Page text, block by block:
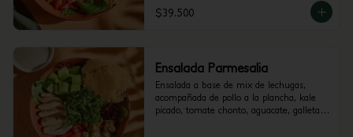
Jalapeños.
$39.500
Ensalada Parmesalia
Ensalada a base de mix de lechugas,
acompañada de pollo a la plancha, kale
picado, tomate chonto, aguacate, galletas